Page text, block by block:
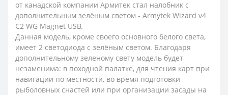
от канадской компании Армитек стал налобник с
дополнительным зелёным светом - Armytek Wizard v4
C2 WG Magnet USB.
Данная модель, кроме своего основного белого света,
имеет 2 светодиода с зелёным светом. Благодаря
дополнительному зеленому свету модель будет
незаменима: в походной палатке, для чтения карт при
навигации по местности, во время подготовки
рыболовных снастей или при организации засады на